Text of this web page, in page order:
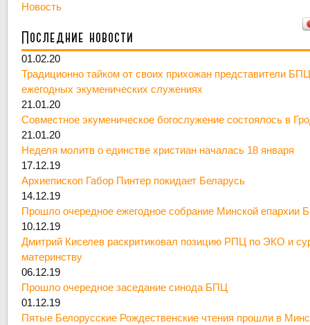
Новость
Последние новости
01.02.20
Традиционно тайком от своих прихожан представители
ежегодных экуменических служениях
21.01.20
Совместное экуменическое богослужение состоялось в
21.01.20
Неделя молитв о единстве христиан началась 18 января
17.12.19
Архиепископ Габор Пинтер покидает Беларусь
14.12.19
Прошло очередное ежегодное собрание Минской епархии
10.12.19
Дмитрий Киселев раскритиковал позицию РПЦ по ЭКО и
материнству
06.12.19
Прошло очередное заседание синода БПЦ
01.12.19
Пятые Белорусские Рождественские чтения прошли в